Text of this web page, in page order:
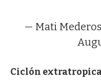
— Mati
Ciclón